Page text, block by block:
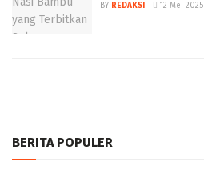
BY REDAKSI 12 Mei 2025
BERITA POPULER